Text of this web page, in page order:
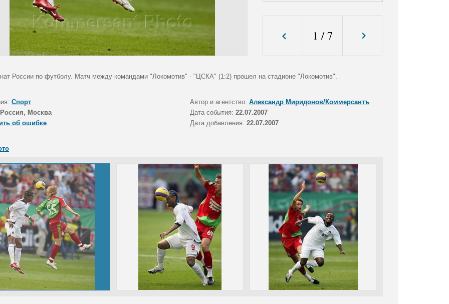
1 /7
России по футболу. Матч между командами "Локомотив" - "ЦСКА" (1:2) прошел на стадионе "Локомотив".
Спорт Автор и агентство: Александр Миридонов/Коммерсантъ
Россия, Москва Дата события: 22.07.2007
об ошибке
Дата добавления: 22.07.2007